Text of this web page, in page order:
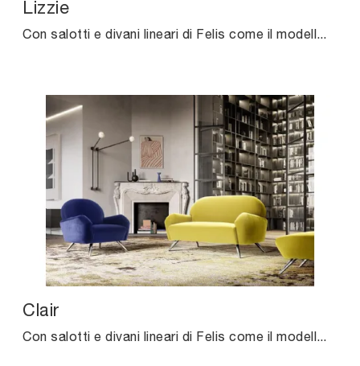
Lizzie
Con salotti e divani lineari di Felis come il modello Lizzie in tessuto, potrai completare il tuo concept d'arredo.
Clair
Con salotti e divani lineari di Felis come il modello Clair in tessuto, potrai ultimare il tuo concept d'arredo.